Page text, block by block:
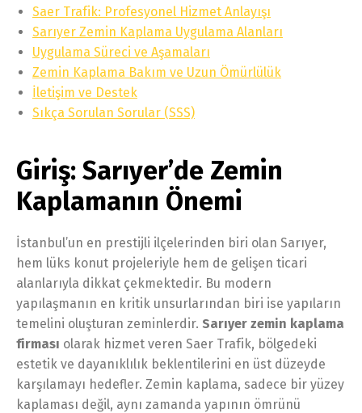
Saer Trafik: Profesyonel Hizmet Anlayışı
Sarıyer Zemin Kaplama Uygulama Alanları
Uygulama Süreci ve Aşamaları
Zemin Kaplama Bakım ve Uzun Ömürlülük
İletişim ve Destek
Sıkça Sorulan Sorular (SSS)
Giriş: Sarıyer’de Zemin
Kaplamanın Önemi
İstanbul’un en prestijli ilçelerinden biri olan Sarıyer,
hem lüks konut projeleriyle hem de gelişen ticari
alanlarıyla dikkat çekmektedir. Bu modern
yapılaşmanın en kritik unsurlarından biri ise yapıların
temelini oluşturan zeminlerdir. Sarıyer zemin kaplama
firması olarak hizmet veren Saer Trafik, bölgedeki
estetik ve dayanıklılık beklentilerini en üst düzeyde
karşılamayı hedefler. Zemin kaplama, sadece bir yüzey
kaplaması değil, aynı zamanda yapının ömrünü